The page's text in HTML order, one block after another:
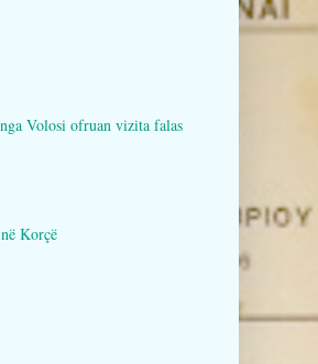
Volosi ofruan vizita falas
Korçë